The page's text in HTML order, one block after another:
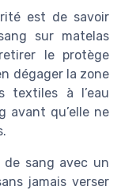
est de savoir
sur matelas
le protège
dégager la zone
textiles à l’eau
avant qu’elle ne
sang avec un
jamais verser